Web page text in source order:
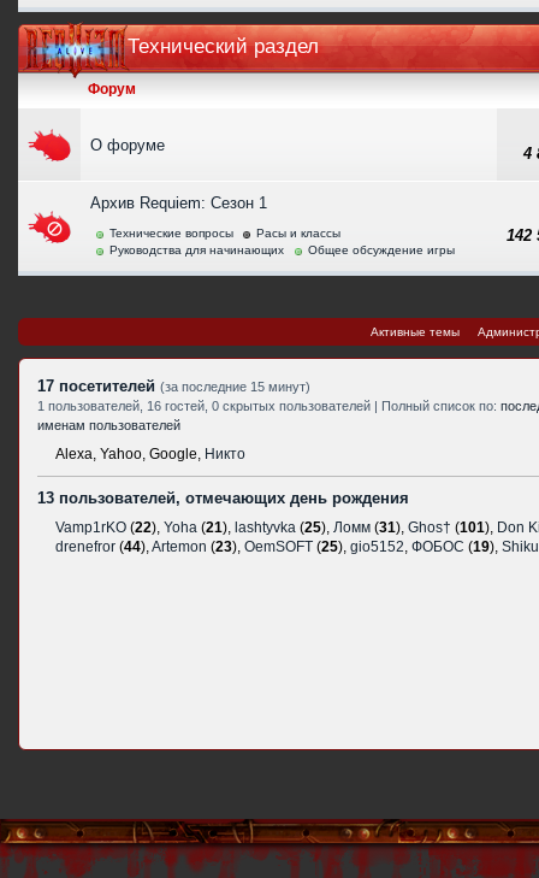
Технический раздел
Форум
О форуме 4
Архив Requiem: Сезон 1
Технические вопросы
Расы и классы
Руководства для начинающих
Общее обсуждение игры
Активные темы
17 посетителей (за последние 15 минут)
1 пользователей, 16 гостей, 0 скрытых пользователей | Полный список по:
именам пользователей
Alexa, Yahoo, Google, Никто
13 пользователей, отмечающих день рождения
Vamp1rKO (22), Yoha (21), lashtyvka (25), Ломм (31), Ghos† (101), Don
drenefror (44),Artemon (23), OemSOFT (25), gio5152, ФОБОС (19),